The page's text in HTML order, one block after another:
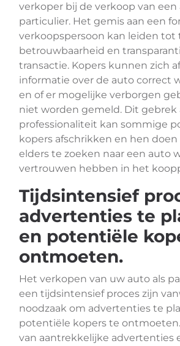
verkoper bij de verkoop van
particulier. Het gemis aan een
verkoopspersoon kan leiden tot
betrouwbaarheid en
transactie. Kopers kunnen zich
informatie over de auto correct
en of er mogelijke verborgen
niet worden gemeld. Dit gebrek
professionaliteit kan sommige
kopers afschrikken en hen
elders te zoeken naar een auto
vertrouwen hebben in het
Tijdsintensief
advertenties te
en potentiële
ontmoeten.
Het verkopen van uw auto als
een tijdsintensief proces zijn
noodzaak om advertenties te
potentiële kopers te
van aantrekkelijke advertenties